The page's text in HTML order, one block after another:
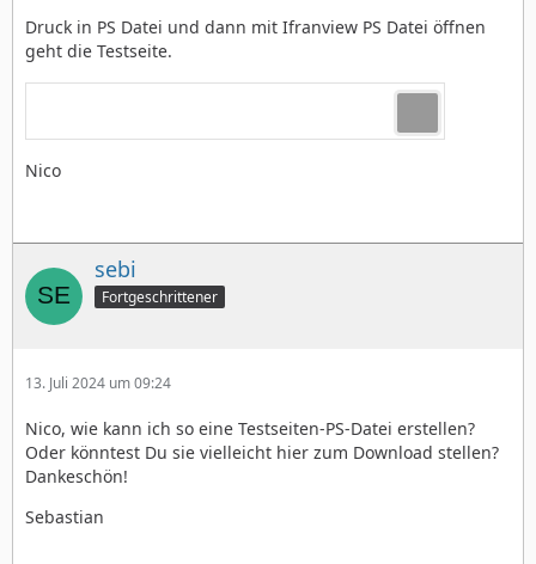
Druck in PS Datei und dann mit Ifranview PS Datei öffnen
geht die Testseite.
Nico
sebi
Fortgeschrittener
13. Juli 2024 um 09:24
Nico, wie kann ich so eine Testseiten-PS-Datei erstellen?
Oder könntest Du sie vielleicht hier zum Download stellen?
Dankeschön!
Sebastian